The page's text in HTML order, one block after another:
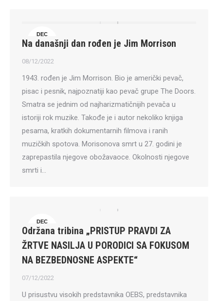
DEC
8
Na današnji dan rođen je Jim Morrison
08/12/2022
1943. rođen je Jim Morrison. Bio je američki pevač,
pisac i pesnik, najpoznatiji kao pevač grupe The Doors.
Smatra se jednim od najharizmatičnijih pevača u
istoriji rok muzike. Takođe je i autor nekoliko knjiga
pesama, kratkih dokumentarnih filmova i ranih
muzičkih spotova. Morisonova smrt u 27. godini je
zaprepastila njegove obožavaoce. Okolnosti njegove
smrti i…
DEC
7
Održana tribina „PRISTUP PRAVDI ZA
ŽRTVE NASILJA U PORODICI SA FOKUSOM
NA BEZBEDNOSNE ASPEKTE“
07/12/2022
U prisustvu visokih predstavnika OEBS, predstavnika